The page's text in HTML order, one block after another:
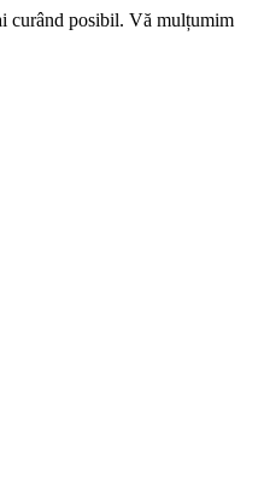
curând posibil. Vă mulțumim